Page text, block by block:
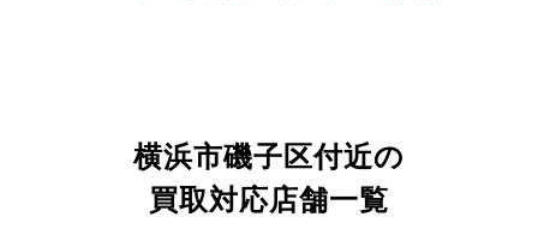
横浜市磯子区付近の
買取対応店舗一覧